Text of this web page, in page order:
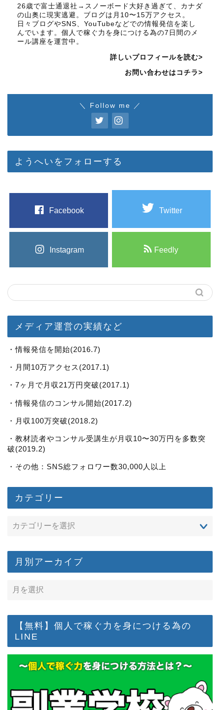
26歳で富士通退社→スノーボード大好き過ぎて、カナダ
の山奥に現実逃避。ブログは月10〜15万アクセス。
日々ブログやSNS、YouTubeなどでの情報発信を楽し
んでいます。個人で稼ぐ力を身につける為の7日間のメ
ール講座を運営中。
詳しいプロフィールを読む>
お問い合わせはコチラ>
＼ Follow me ／
ようへいをフォローする
Facebook Twitter
Instagram Feedly
メディア運営の実績など
・情報発信を開始(2016.7)
・月間10万アクセス(2017.1)
・7ヶ月で月収21万円突破(2017.1)
・情報発信のコンサル開始(2017.2)
・月収100万突破(2018.2)
・教材読者やコンサル受講生が月収10〜30万円を多数突
破(2019.2)
・その他：SNS総フォロワー数30,000人以上
カテゴリー
月別アーカイブ
【無料】個人で稼ぐ力を身につける為の
LINE